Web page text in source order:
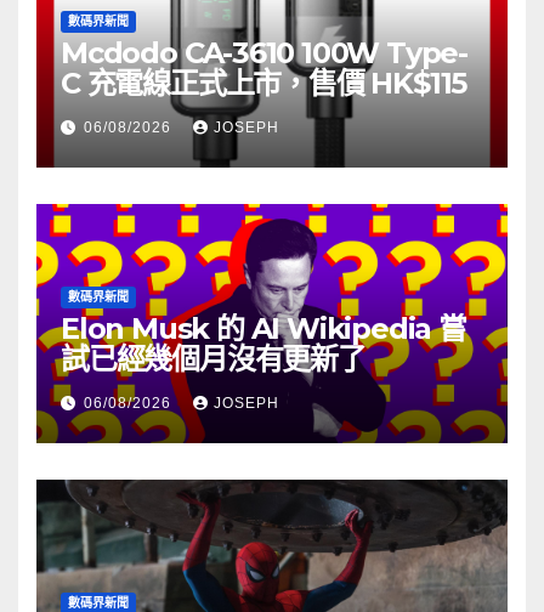
數碼界新聞
Mcdodo CA-3610 100W Type-
C 充電線正式上市，售價 HK$115
06/08/2026 JOSEPH
數碼界新聞
Elon Musk 的 AI Wikipedia 嘗
試已經幾個月沒有更新了
06/08/2026 JOSEPH
數碼界新聞